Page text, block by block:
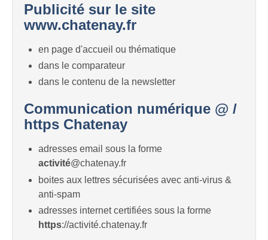
Publicité sur le site
www.chatenay.fr
en page d'accueil ou thématique
dans le comparateur
dans le contenu de la newsletter
Communication numérique @ /
https Chatenay
adresses email sous la forme
activité@chatenay.fr
boites aux lettres sécurisées avec anti-virus &
anti-spam
adresses internet certifiées sous la forme
https://activité.chatenay.fr